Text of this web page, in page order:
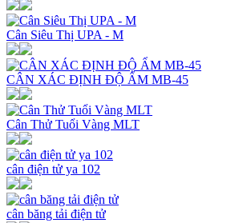
Cân Siêu Thị UPA - M
CÂN XÁC ĐỊNH ĐỘ ẨM MB-45
Cân Thử Tuổi Vàng MLT
cân điện tử ya 102
cân băng tải điện tử